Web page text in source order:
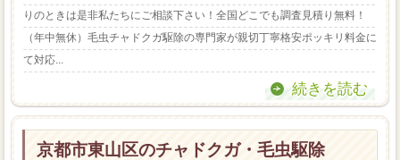
りのときは是非私たちにご相談下さい！全国どこでも調査見積り無料！
（年中無休）毛虫チャドクガ駆除の専門家が親切丁寧格安ポッキリ料金に
て対応...
続きを読む
京都市東山区のチャドクガ・毛虫駆除